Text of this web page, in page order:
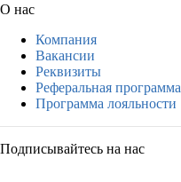
О нас
Компания
Вакансии
Реквизиты
Реферальная программа
Программа лояльности
Подписывайтесь на нас